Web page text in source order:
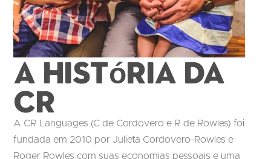
A história da
CR
A CR Languages (C de Cordovero e R de Rowles) foi
fundada em 2010 por Julieta Cordovero-Rowles e
Roger Rowles com suas economias pessoais e uma